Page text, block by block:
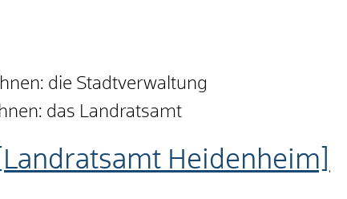
die Stadtverwaltung
das Landratsamt
Heidenheim]